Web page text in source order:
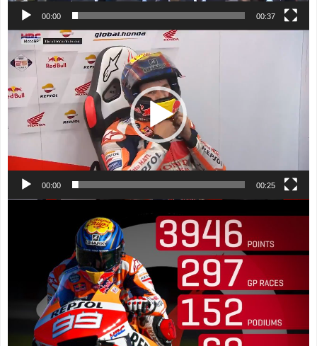
00:00 00:37
画
レ
ー
00:00 00:25